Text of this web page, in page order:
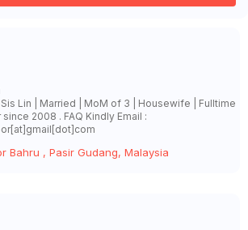
Lin | Married | MoM of 3 | Housewife | Fulltime
2008 . FAQ Kindly Email :
Bahru , Pasir Gudang, Malaysia